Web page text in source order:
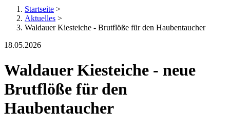
Startseite >
Aktuelles >
Waldauer Kiesteiche - Brutflöße für den Haubentaucher
18.05.2026
Waldauer Kiesteiche - neue
Brutflöße für den
Haubentaucher